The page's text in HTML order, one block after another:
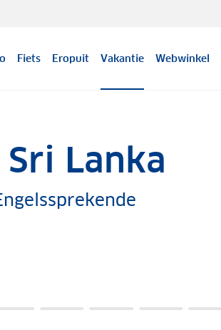
Fiets Eropuit Vakantie Webwinkel
Lanka